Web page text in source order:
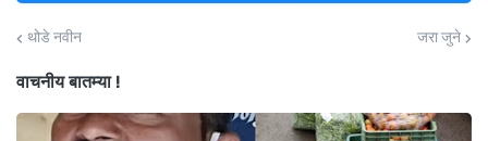
थोडे नवीन जरा जुने
वाचनीय बातम्या !